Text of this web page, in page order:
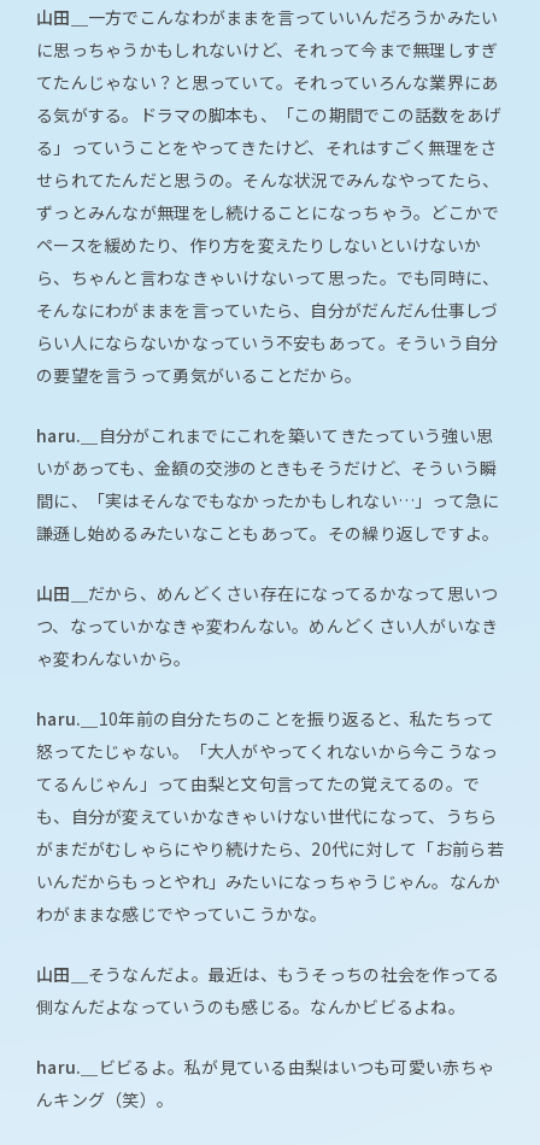
山田＿ 一方でこんなわがままを言っていいんだろうかみたい
に思っちゃうかもしれないけど、それって今まで無理しすぎ
てたんじゃない？と思っていて。それっていろんな業界にあ
る気がする。ドラマの脚本も、「この期間でこの話数をあげ
る」っていうことをやってきたけど、それはすごく無理をさ
せられてたんだと思うの。そんな状況でみんなやってたら、
ずっとみんなが無理をし続けることになっちゃう。どこかで
ペースを緩めたり、作り方を変えたりしないといけないか
ら、ちゃんと言わなきゃいけないって思った。でも同時に、
そんなにわがままを言っていたら、自分がだんだん仕事しづ
らい人にならないかなっていう不安もあって。そういう自分
の要望を言うって勇気がいることだから。
haru.＿
自分がこれまでにこれを築いてきたっていう強い思
いがあっても、金額の交渉のときもそうだけど、そういう瞬
間に、「実はそんなでもなかったかもしれない…」って急に
謙遜し始めるみたいなこともあって。その繰り返しですよ。
山田＿ だから、めんどくさい存在になってるかなって思いつ
つ、なっていかなきゃ変わんない。めんどくさい人がいなき
ゃ変わんないから。
haru.＿ 10年前の自分たちのことを振り返ると、私たちって
怒ってたじゃない。「大人がやってくれないから今こうなっ
てるんじゃん」って由梨と文句言ってたの覚えてるの。で
も、自分が変えていかなきゃいけない世代になって、うちら
がまだがむしゃらにやり続けたら、20代に対して「お前ら若
いんだからもっとやれ」みたいになっちゃうじゃん。なんか
わがままな感じでやっていこうかな。
山田＿ そうなんだよ。最近は、もうそっちの社会を作ってる
側なんだよなっていうのも感じる。なんかビビるよね。
haru.＿
ビビるよ。私が見ている由梨はいつも可愛い赤ちゃ
んキング（笑）。